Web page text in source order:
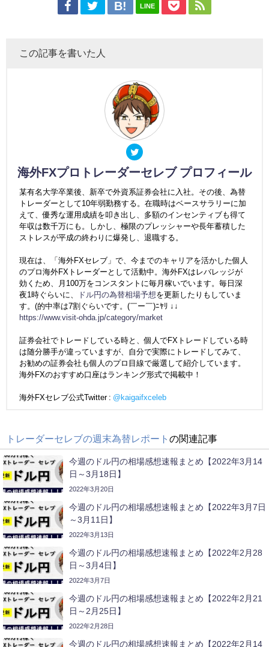
LINE
この記事を書いた人
海外FXプロトレーダーセレブ プロフィール
某有名大学卒業後、新卒で外資系証券会社に入社。その後、為替
トレーダーとして10年弱勤務する。在職時はベースサラリーに加
えて、優秀な運用成績を叩き出し、多額のインセンティブも得て
年収は数千万にも。しかし、極限のプレッシャーや長年蓄積した
ストレスが平成の終わりに爆発し、退職する。
現在は、「海外FXセレブ」で、今までのキャリアを活かした個人
のプロ海外FXトレーダーとして活動中。海外FXはレバレッジが
効くため、月100万をコンスタントに毎月稼いでいます。毎日深
夜1時ぐらいに、
ドル円の為替相場予想を更新したりもしていま
す。(的中率は7割ぐらいです。(￣ー￣)ﾆﾔﾘ ↓↓
https://www.visit-ohda.jp/category/market
証券会社でトレードしている時と、個人でFXトレードしている時
は随分勝手が違っていますが、自分で実際にトレードしてみて、
お勧めの証券会社も個人のプロ目線で厳選して紹介しています。
海外FXのおすすめ口座はランキング形式で掲載中！
海外FXセレブ公式Twitter : @kaigaifxceleb
トレーダーセレブの週末為替レポート の関連記事
今週のドル円の相場感想速報まとめ【2022年3月14
日～3月18日】
2022年3月20日
今週のドル円の相場感想速報まとめ【2022年3月7日
～3月11日】
2022年3月13日
今週のドル円の相場感想速報まとめ【2022年2月28
日～3月4日】
2022年3月7日
今週のドル円の相場感想速報まとめ【2022年2月21
日～2月25日】
2022年2月28日
今週のドル円の相場感想速報まとめ【2022年2月14